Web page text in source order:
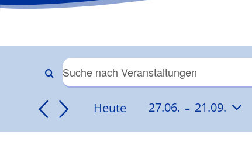
Veranstaltungen
Suche
Bitte
eingeben.
Heute 27.06. - 21.09.
Datum